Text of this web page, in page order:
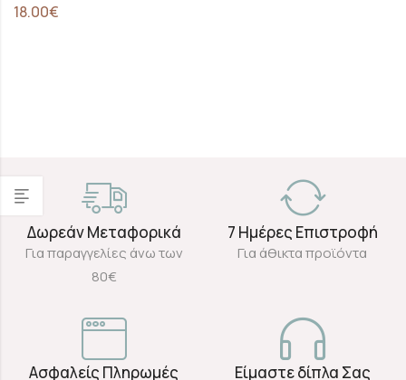
18.00€
Δωρεάν Μεταφορικά
Για παραγγελίες άνω των
80€
7 Ημέρες Επιστροφή
Για άθικτα προϊόντα
Ασφαλείς Πληρωμές Είμαστε δίπλα Σας